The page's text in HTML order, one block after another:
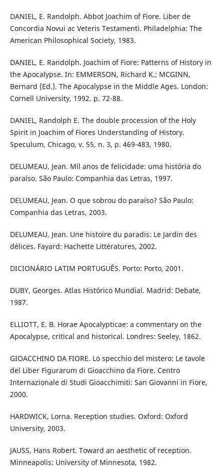
DANIEL, E. Randolph. Abbot Joachim of Fiore. Liber de
Concordia Novui ac Veteris Testamenti. Philadelphia: The
American Philosophical Society, 1983.
DANIEL, E. Randolph. Joachim of Fiore: Patterns of History in
the Apocalypse. In: EMMERSON, Richard K.; MCGINN,
Bernard (Ed.). The Apocalypse in the Middle Ages. London:
Cornell University, 1992. p. 72-88.
DANIEL, Randolph E. The double procession of the Holy
Spirit in Joachim of Fiores Understanding of History.
Speculum, Chicago, v. 55, n. 3, p. 469-483, 1980.
DELUMEAU, Jean. Mil anos de felicidade: uma história do
paraíso. São Paulo: Companhia das Letras, 1997.
DELUMEAU, Jean. O que sobrou do paraíso? São Paulo:
Companhia das Letras, 2003.
DELUMEAU, Jean. Une histoire du paradis: Le Jardin des
délices. Fayard: Hachette Littératures, 2002.
DICIONÁRIO LATIM PORTUGUÊS. Porto: Porto, 2001.
DUBY, Georges. Atlas Histórico Mundial. Madrid: Debate,
1987.
ELLIOTT, E. B. Horae Apocalypticae: a commentary on the
Apocalypse, critical and historical. Londres: Seeley, 1862.
GIOACCHINO DA FIORE. Lo specchio del mistero: Le tavole
del Liber Figurarum di Gioacchino da Fiore. Centro
Internazionale di Studi Gioacchimiti: San Giovanni in Fiore,
2000.
HARDWICK, Lorna. Reception studies. Oxford: Oxford
University, 2003.
JAUSS, Hans Robert. Toward an aesthetic of reception.
Minneapolis: University of Minnesota, 1982.